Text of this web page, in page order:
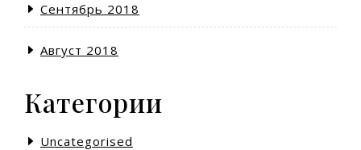
Сентябрь 2018
Август 2018
Категории
Uncategorised